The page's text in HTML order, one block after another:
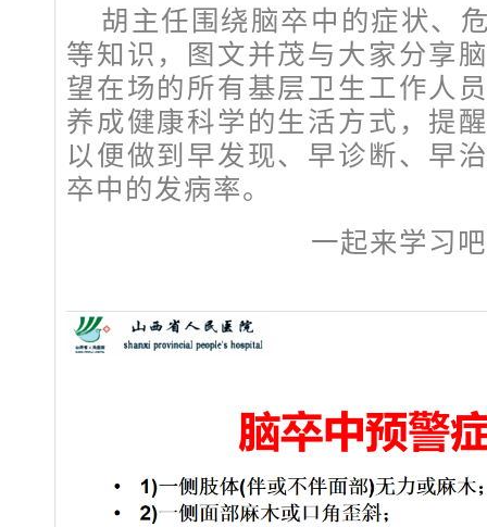
胡主任围绕脑卒中的症状、
等知识，图文并茂与大家分享
望在场的所有基层卫生工作人
养成健康科学的生活方式，提
以便做到早发现、早诊断、早
卒中的发病率。
一起来学习